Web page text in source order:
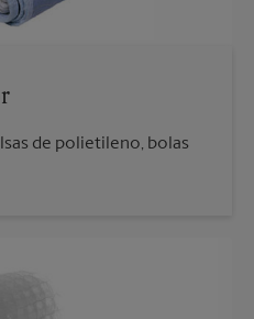
de polietileno, bolas